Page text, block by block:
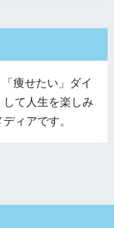
痩せたい」ダイ
て人生を楽しみ
ィアです。